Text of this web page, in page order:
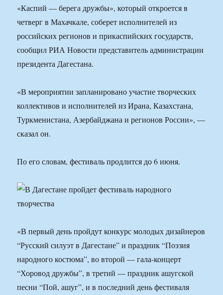
«Каспий — берега дружбы», который откроется в
четверг в Махачкале, соберет исполнителей из
российских регионов и прикаспийских государств,
сообщил РИА Новости представитель администрации
президента Дагестана.
«В мероприятии запланировано участие творческих
коллективов и исполнителей из Ирана, Казахстана,
Туркменистана, Азербайджана и регионов России», —
сказал он.
По его словам, фестиваль продлится до 6 июня.
«В первый день пройдут конкурс молодых дизайнеров
“Русский силуэт в Дагестане” и праздник “Поэзия
народного костюма”, во второй — гала-концерт
“Хоровод дружбы”, в третий — праздник ашугской
песни “Пой, ашуг”, и в последний день фестиваля